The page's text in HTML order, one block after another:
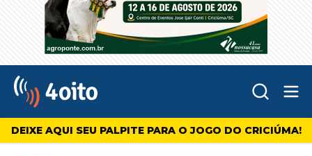
4oito
DEIXE AQUI SEU PALPITE PARA O JOGO DO CRICIÚMA!